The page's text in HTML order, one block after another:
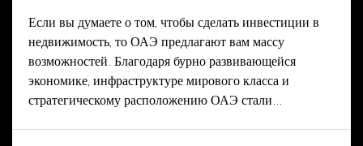
Если вы думаете о том, чтобы сделать инвестиции в
недвижимость, то ОАЭ предлагают вам массу
возможностей. Благодаря бурно развивающейся
экономике, инфраструктуре мирового класса и
стратегическому расположению ОАЭ стали...